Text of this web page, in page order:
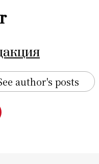
author's posts